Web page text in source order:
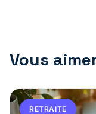
Vous
RETRAITE